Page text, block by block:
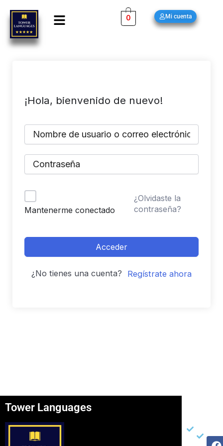
contenido
Menú 0 Mi cuenta
¡Hola, bienvenido de nuevo!
Mantenerme conectado
¿Olvidaste la
contraseña?
Acceder
¿No tienes una cuenta? Regístrate ahora
Tower Languages
F
I
Y